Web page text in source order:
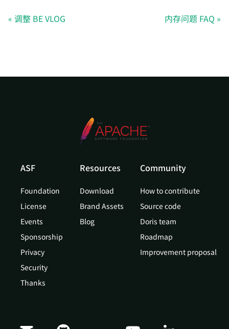
调整 BE VLOG 内存问题 FAQ
ASF
Foundation
License
Events
Sponsorship
Privacy
Security
Thanks
Resources
Download
Brand Assets
Blog
Community
How to contribute
Source code
Doris team
Roadmap
Improvement proposal